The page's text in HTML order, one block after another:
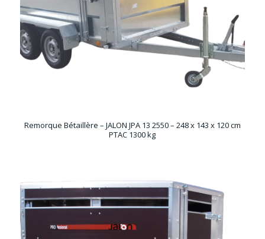
Remorque Bétaillère – JALON JPA 13 2550 – 248 x 143 x 120 cm
PTAC 1300 kg